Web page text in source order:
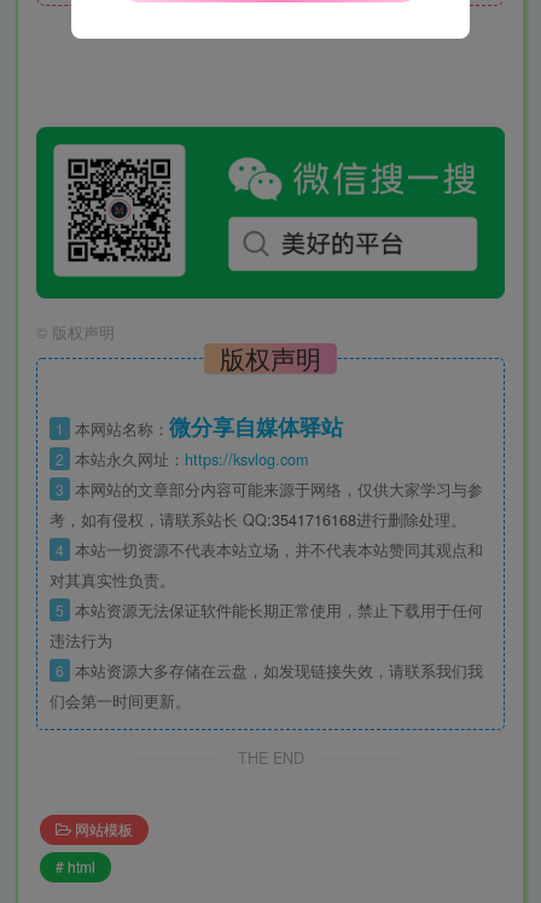
© 版权声明
版权声明
1 本网站名称： 微分享自媒体驿站
2 本站永久网址： https://ksvlog.com
3 本网站的文章部分内容可能来源于网络，仅供大家学习与参
考，如有侵权，请联系站长 QQ:3541716168进行删除处理。
4 本站一切资源不代表本站立场，并不代表本站赞同其观点和
对其真实性负责。
5 本站资源无法保证软件能长期正常使用，禁止下载用于任何
违法行为
6 本站资源大多存储在云盘，如发现链接失效，请联系我们我
们会第一时间更新。
THE END
网站模板
# html